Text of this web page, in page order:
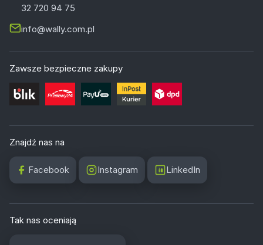
32 720 94 75
info@wally.com.pl
Zawsze bezpieczne zakupy
Znajdź nas na
Facebook Instagram LinkedIn
Tak nas oceniają